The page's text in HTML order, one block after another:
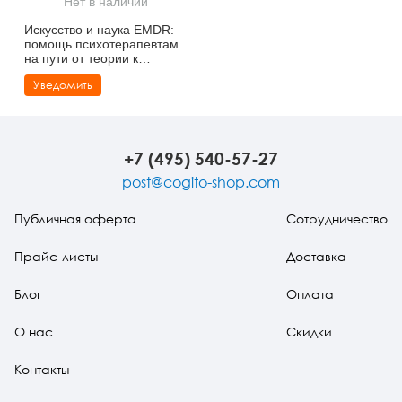
Сказкотерапия
Другие направления психотерапии
Психофизиология
Социальная психология
Учебная литература
Классический и юнгианский психоанализ
Искусство и наука EMDR:
помощь психотерапевтам
на пути от теории к
практике
Уведомить
+7 (495) 540-57-27
post@cogito-shop.com
Публичная оферта
Прайс-листы
Блог
О нас
Контакты
Сотрудничество
Доставка
Оплата
Скидки